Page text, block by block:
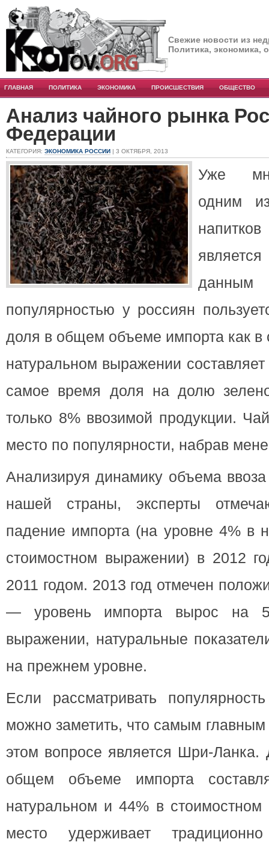
Свежие новости из
Политика, экономика,
ГЛАВНАЯ ПОЛИТИКА ЭКОНОМИКА ПРОИСШЕСТВИЯ ОБЩЕСТВО
Анализ чайного рынка
Федерации
КАТЕГОРИЯ: ЭКОНОМИКА РОССИИ | 3 ОКТЯБРЯ, 2013
Уже
одним
популярностью у россиян
доля в общем объеме импорта как в
натуральном выражении
самое время доля на долю
только 8% ввозимой продукции.
место по популярности, набрав
Анализируя динамику объема
нашей страны, эксперты
падение импорта (на уровне 4% в
стоимостном выражении) в 2012
2011 годом. 2013 год отмечен
— уровень импорта вырос на
выражении, натуральные
на прежнем уровне.
Если рассматривать
можно заметить, что самым
этом вопросе является Шри-Ланка.
общем объеме импорта
натуральном и 44% в
место удерживает